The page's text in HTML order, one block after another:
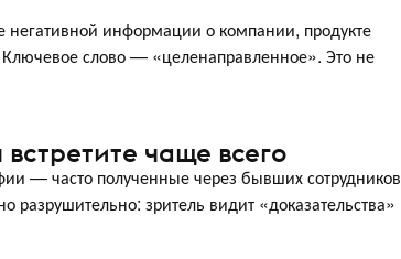
информации о компании, продукте
слово — «целенаправленное». Это не
чаще всего
— часто полученные через бывших сотрудников
разрушительно: зритель видит «доказательства»